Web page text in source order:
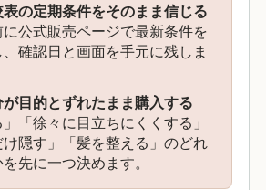
の定期条件をそのまま信じる
公式販売ページで最新条件を
確認日と画面を手元に残しま
目的とずれたまま購入する
」「徐々に目立ちにくくする」
け隠す」「髪を整える」のどれ
先に一つ決めます。